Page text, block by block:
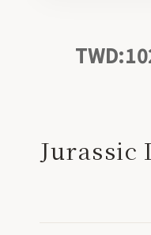
Gifts / 精緻禮盒
CONTACT
Jurassic